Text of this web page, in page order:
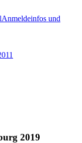
Anmeldeinfos und
2019